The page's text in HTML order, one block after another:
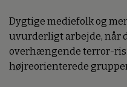
Dygtige mediefolk og
uvurderligt arbejde, når
overhængende terror-
højreorienterede